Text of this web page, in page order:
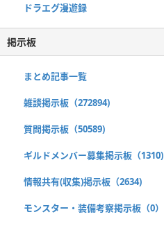
ドラエグ漫遊録
掲示板
まとめ記事一覧
雑談掲示板（272894)
質問掲示板（50589)
ギルドメンバー募集掲示板（1310)
情報共有(収集)掲示板（2634)
モンスター・装備考察掲示板（0）